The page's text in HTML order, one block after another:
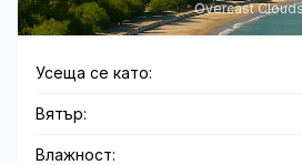
Overcast
Усеща се като:
Вятър:
Влажност: